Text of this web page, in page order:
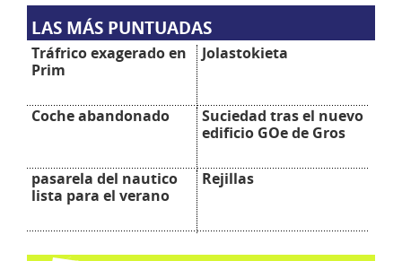
LAS MÁS PUNTUADAS
Tráfrico exagerado en
Prim
Jolastokieta
Coche abandonado
Suciedad tras el nuevo
edificio GOe de Gros
pasarela del nautico
lista para el verano
Rejillas